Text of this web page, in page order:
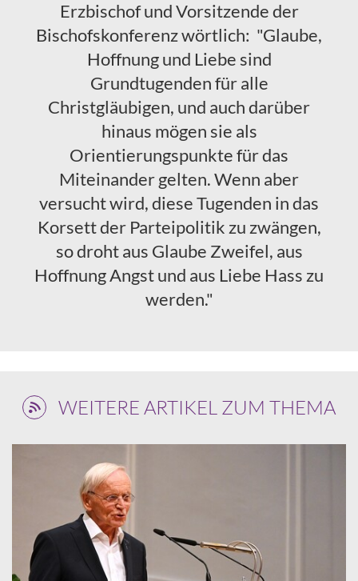
Erzbischof und Vorsitzende der
Bischofskonferenz wörtlich: "Glaube,
Hoffnung und Liebe sind
Grundtugenden für alle
Christgläubigen, und auch darüber
hinaus mögen sie als
Orientierungspunkte für das
Miteinander gelten. Wenn aber
versucht wird, diese Tugenden in das
Korsett der Parteipolitik zu zwängen,
so droht aus Glaube Zweifel, aus
Hoffnung Angst und aus Liebe Hass zu
werden."
WEITERE ARTIKEL ZUM THEMA